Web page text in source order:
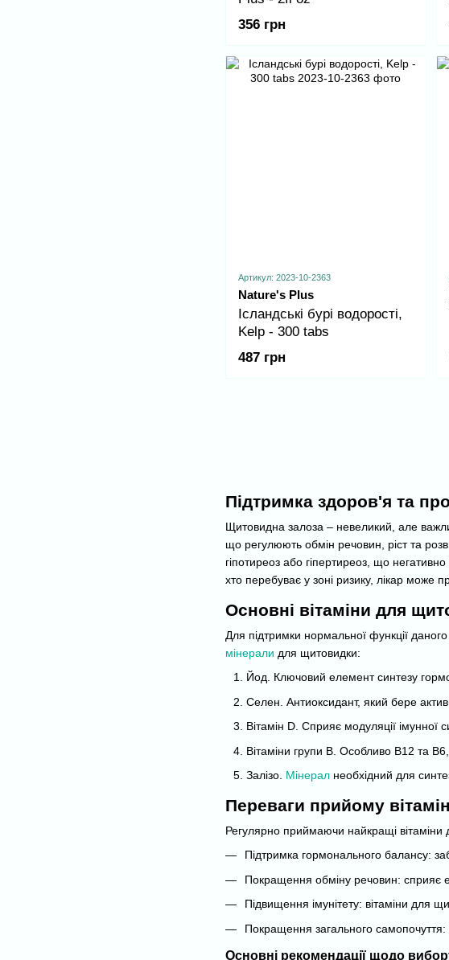
Підтримка здоров'я та
Щитовидна залоза – невеликий, але
що регулюють обмін речовин, ріст та
гіпотиреоз або гіпертиреоз, що
хто перебуває у зоні ризику, лікар може
Основні вітаміни для
Для підтримки нормальної функції даного
мінерали для щитовидки:
Йод. Ключовий елемент синтезу
Селен. Антиоксидант, який бере
Вітамін D. Сприяє модуляції
Вітаміни групи B. Особливо B12 та
Залізо. Мінерал необхідний для
Переваги прийому
Регулярно приймаючи найкращі вітаміни
Підтримка гормонального балансу:
Покращення обміну речовин: сприяє
Підвищення імунітету: вітаміни для
Покращення загального самопочуття:
Основні рекомендації щодо
356 грн
Артикул: 2023-10-2363
Nature's Plus
Ісландські бурі водорості,
Kelp - 300 tabs
487 грн